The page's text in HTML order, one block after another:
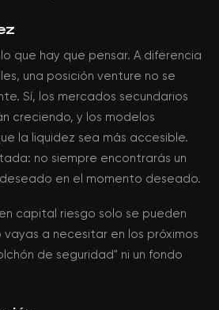
que hay que pensar. A diferencia
una posición venture no se
Sí, los mercados secundarios
creciendo, y los modelos
la liquidez sea más accesible.
no siempre encontrarás un
en el momento deseado.
capital riesgo solo se pueden
a necesitar en los próximos
de seguridad" ni un fondo